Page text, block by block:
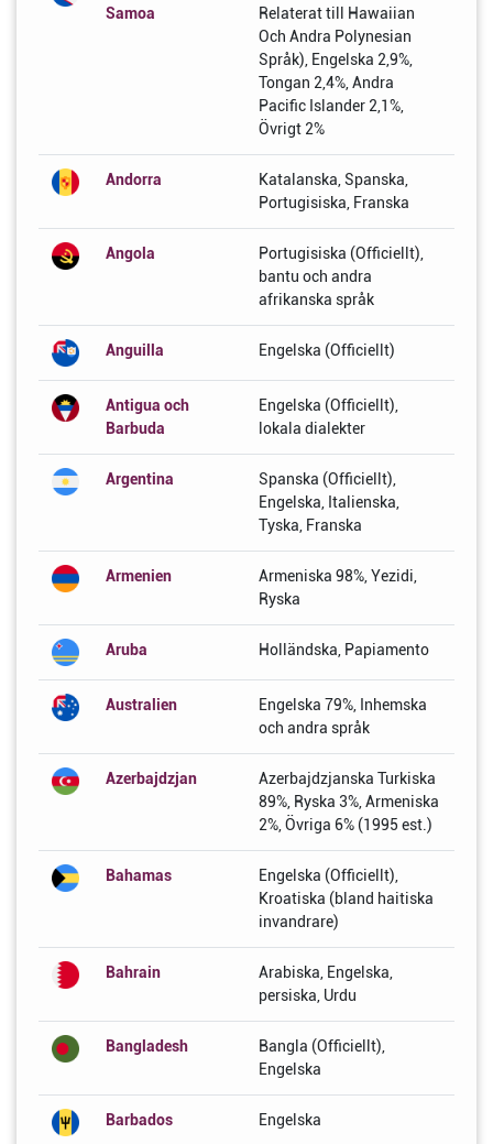
Samoa
Relaterat till Hawaiian
Och Andra Polynesian
Språk), Engelska 2,9%,
Tongan 2,4%, Andra
Pacific Islander 2,1%,
Övrigt 2%
Andorra
Katalanska, Spanska,
Portugisiska, Franska
Angola
Portugisiska (Officiellt),
bantu och andra
afrikanska språk
Anguilla Engelska (Officiellt)
Antigua och
Barbuda
Engelska (Officiellt),
lokala dialekter
Argentina
Spanska (Officiellt),
Engelska, Italienska,
Tyska, Franska
Armenien
Armeniska 98%, Yezidi,
Ryska
Aruba Holländska, Papiamento
Australien
Engelska 79%, Inhemska
och andra språk
Azerbajdzjan
Azerbajdzjanska Turkiska
89%, Ryska 3%, Armeniska
2%, Övriga 6% (1995 est.)
Bahamas
Engelska (Officiellt),
Kroatiska (bland haitiska
invandrare)
Bahrain
Arabiska, Engelska,
persiska, Urdu
Bangladesh
Bangla (Officiellt),
Engelska
Barbados Engelska